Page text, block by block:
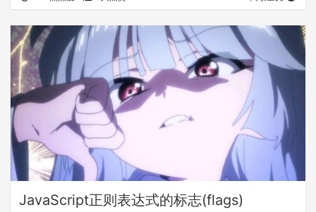
装类中定义了match、matchAll、search、replace、
replaceAll、split这6个方法。实际这些方法在以正则表达式
作…
JavaScript正则表达式的标志(flags)